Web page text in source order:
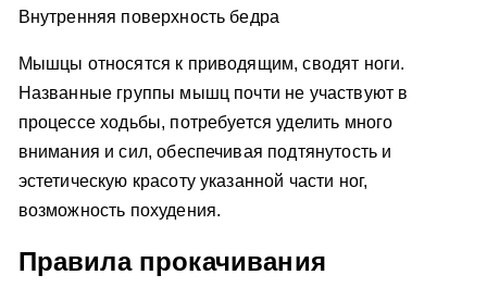
Внутренняя поверхность бедра
Мышцы относятся к приводящим, сводят ноги.
Названные группы мышц почти не участвуют в
процессе ходьбы, потребуется уделить много
внимания и сил, обеспечивая подтянутость и
эстетическую красоту указанной части ног,
возможность похудения.
Правила прокачивания